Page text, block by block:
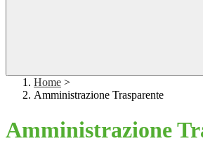
Home >
Amministrazione Trasparente
Amministrazione